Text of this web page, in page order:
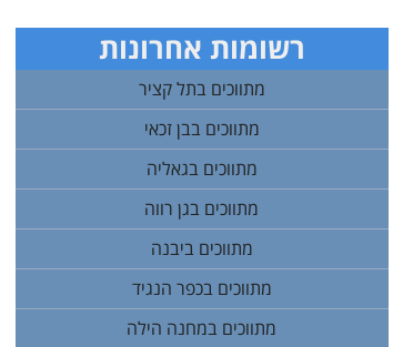
רשומות אחרונות
מתווכים בתל קציר
מתווכים בבן זכאי
מתווכים בגאליה
מתווכים בגן רווה
מתווכים ביבנה
מתווכים בכפר הנגיד
מתווכים במחנה הילה